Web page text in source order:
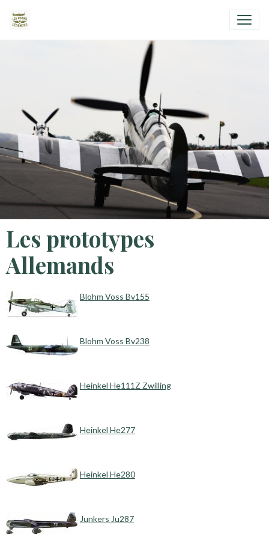
Les prototypes
Allemands
Blohm Voss Bv155
Blohm Voss Bv238
Heinkel He111Z Zwilling
Heinkel He277
Heinkel He280
Junkers Ju287